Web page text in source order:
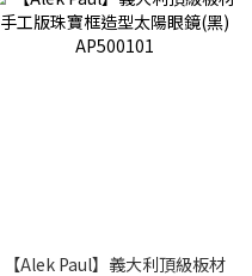
【Alek Paul】義大利頂級板材